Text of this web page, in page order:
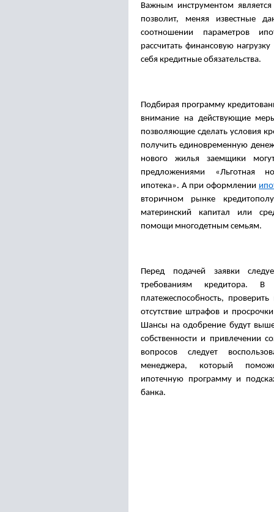
Важным инструментом
позволит, меняя известные
соотношении параметров
рассчитать финансовую
себя кредитные обязательства.
Подбирая программу
внимание на действующие
позволяющие сделать условия
получить единовременную
нового жилья заемщики
предложениями «Льготная
ипотека». А при оформлении
вторичном рынке
материнский капитал или
помощи многодетным семьям.
Перед подачей заявки
требованиям кредитора.
платежеспособность,
отсутствие штрафов и
Шансы на одобрение будут
собственности и привлечении
вопросов следует
менеджера, который
ипотечную программу и
банка.